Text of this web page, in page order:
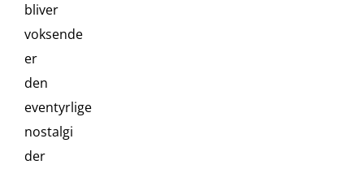
bliver
voksende
er
den
eventyrlige
nostalgi
der